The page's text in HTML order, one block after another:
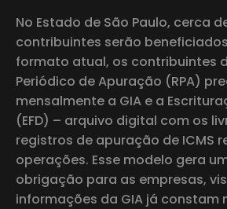
No Estado de São Paulo, cerca
contribuintes serão
formato atual, os contribuintes
Periódico de Apuração (RPA)
mensalmente a GIA e a
(EFD) – arquivo digital com os
registros de apuração de ICMS
operações. Esse modelo gera
obrigação para as empresas,
informações da GIA já constam